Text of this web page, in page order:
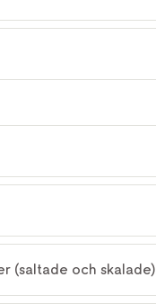
(saltade och skalade)